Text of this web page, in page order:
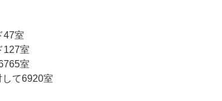
47室
127室
室
て6920室